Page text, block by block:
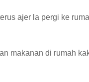
ajer la pergi ke
makanan di rumah